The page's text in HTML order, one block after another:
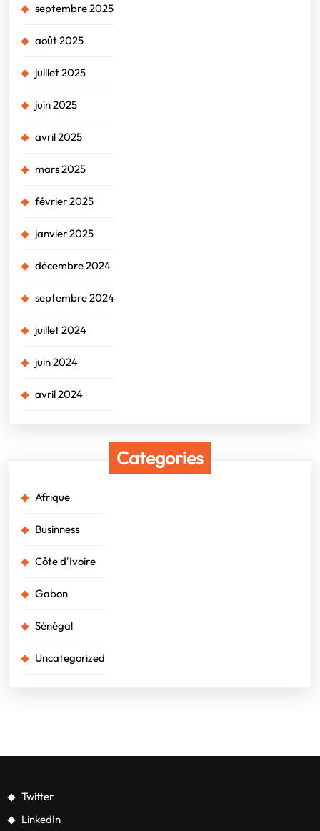
septembre 2025
août 2025
juillet 2025
juin 2025
avril 2025
mars 2025
février 2025
janvier 2025
décembre 2024
septembre 2024
juillet 2024
juin 2024
avril 2024
Categories
Afrique
Businness
Côte d'Ivoire
Gabon
Sénégal
Uncategorized
Twitter
LinkedIn